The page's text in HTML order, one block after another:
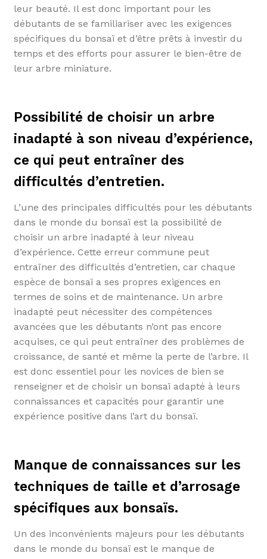
leur beauté. Il est donc important pour les
débutants de se familiariser avec les exigences
spécifiques du bonsaï et d’être prêts à investir du
temps et des efforts pour assurer le bien-être de
leur arbre miniature.
Possibilité de choisir un arbre
inadapté à son niveau d’expérience,
ce qui peut entraîner des
difficultés d’entretien.
L’une des principales difficultés pour les débutants
dans le monde du bonsaï est la possibilité de
choisir un arbre inadapté à leur niveau
d’expérience. Cette erreur commune peut
entraîner des difficultés d’entretien, car chaque
espèce de bonsaï a ses propres exigences en
termes de soins et de maintenance. Un arbre
inadapté peut nécessiter des compétences
avancées que les débutants n’ont pas encore
acquises, ce qui peut entraîner des problèmes de
croissance, de santé et même la perte de l’arbre. Il
est donc essentiel pour les novices de bien se
renseigner et de choisir un bonsaï adapté à leurs
connaissances et capacités pour garantir une
expérience positive dans l’art du bonsaï.
Manque de connaissances sur les
techniques de taille et d’arrosage
spécifiques aux bonsaïs.
Un des inconvénients majeurs pour les débutants
dans le monde du bonsaï est le manque de